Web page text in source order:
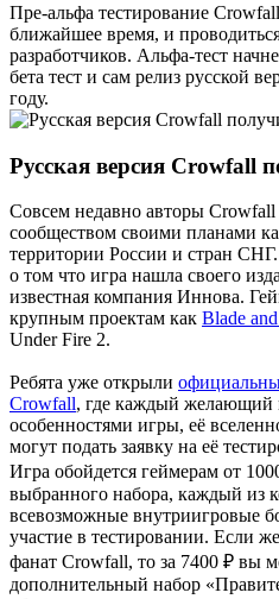
Пре-альфа тестирование
ближайшее время, и
разработчиков. Альфа-тест
бета тест и сам релиз русской
году.
Русская версия Crowfall
Совсем недавно авторы
сообществом своими планами
территории России и стран
о том что игра нашла своего
известная компания Иннова.
крупным проектам как Blade
Under Fire 2.
Ребята уже открыли
Crowfall, где каждый желающий
особенностями игры, её
могут подать заявку на её
Игра обойдется геймерам от
выбранного набора, каждый из
всевозможные внутриигровые
участие в тестировании. Если
фанат Crowfall, то за 7400 ₽ вы
дополнительный набор